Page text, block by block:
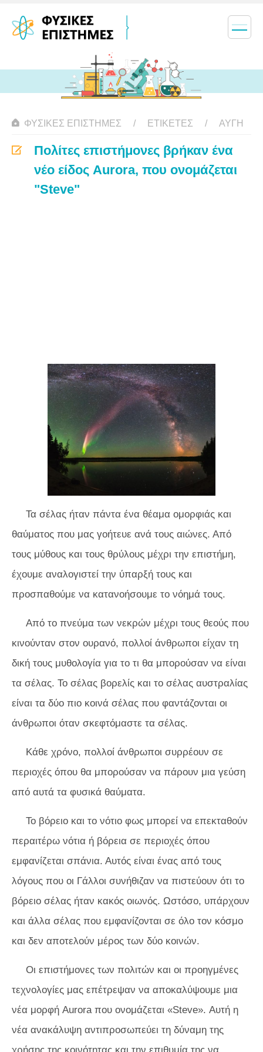
ΦΥΣΙΚΈΣ ΕΠΙΣΤΉΜΕΣ ΕΤΙΚΈΤΕΣ ΑΥΓΉ
Πολίτες επιστήμονες βρήκαν ένα
νέο είδος Aurora, που ονομάζεται
"Steve"
Τα σέλας ήταν πάντα ένα θέαμα ομορφιάς και
θαύματος που μας γοήτευε ανά τους αιώνες. Από
τους μύθους και τους θρύλους μέχρι την επιστήμη,
έχουμε αναλογιστεί την ύπαρξή τους και
προσπαθούμε να κατανοήσουμε το νόημά τους.
Από το πνεύμα των νεκρών μέχρι τους θεούς που
κινούνταν στον ουρανό, πολλοί άνθρωποι είχαν τη
δική τους μυθολογία για το τι θα μπορούσαν να είναι
τα σέλας. Το σέλας βορελίς και το σέλας αυστραλίας
είναι τα δύο πιο κοινά σέλας που φαντάζονται οι
άνθρωποι όταν σκεφτόμαστε τα σέλας.
Κάθε χρόνο, πολλοί άνθρωποι συρρέουν σε
περιοχές όπου θα μπορούσαν να πάρουν μια γεύση
από αυτά τα φυσικά θαύματα.
Το βόρειο και το νότιο φως μπορεί να επεκταθούν
περαιτέρω νότια ή βόρεια σε περιοχές όπου
εμφανίζεται σπάνια. Αυτός είναι ένας από τους
λόγους που οι Γάλλοι συνήθιζαν να πιστεύουν ότι το
βόρειο σέλας ήταν κακός οιωνός. Ωστόσο, υπάρχουν
και άλλα σέλας που εμφανίζονται σε όλο τον κόσμο
και δεν αποτελούν μέρος των δύο κοινών.
Οι επιστήμονες των πολιτών και οι προηγμένες
τεχνολογίες μας επέτρεψαν να αποκαλύψουμε μια
νέα μορφή Aurora που ονομάζεται «Steve». Αυτή η
νέα ανακάλυψη αντιπροσωπεύει τη δύναμη της